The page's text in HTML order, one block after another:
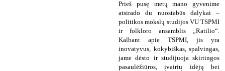
Prieš pusę metų mano gyvenime
atsirado du nuostabūs dalykai –
politikos mokslų studijos VU TSPMI
ir folkloro ansamblis „Ratilio“.
Kalbant apie TSPMI, jis yra
inovatyvus, kokybiškas, spalvingas,
jame dėsto ir studijuoja skirtingos
pasaulėžiūros, įvairių idėjų bei